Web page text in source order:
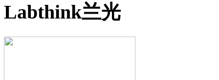
Labthink兰光